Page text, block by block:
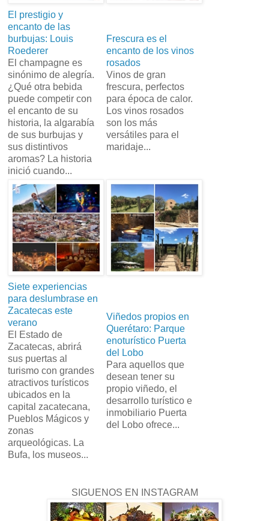
El prestigio y
encanto de las
burbujas: Louis
Roederer
El champagne es
sinónimo de alegría.
¿Qué otra bebida
puede competir con
el encanto de su
historia, la algarabía
de sus burbujas y
sus distintivos
aromas? La historia
inició cuando...
Frescura es el
encanto de los vinos
rosados
Vinos de gran
frescura, perfectos
para época de calor.
Los vinos rosados
son los más
versátiles para el
maridaje...
Siete experiencias
para deslumbrase en
Zacatecas este
verano
El Estado de
Zacatecas, abrirá
sus puertas al
turismo con grandes
atractivos turísticos
ubicados en la
capital zacatecana,
Pueblos Mágicos y
zonas
arqueológicas. La
Bufa, los museos...
Viñedos propios en
Querétaro: Parque
enoturístico Puerta
del Lobo
Para aquellos que
desean tener su
propio viñedo, el
desarrollo turístico e
inmobiliario Puerta
del Lobo ofrece...
SIGUENOS EN INSTAGRAM